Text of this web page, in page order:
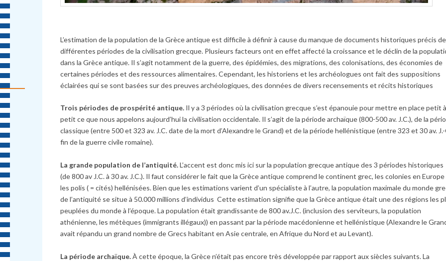
L’estimation de la population de la Grèce antique est difficile à définir à cause du manque de documents historiques précis
différentes périodes de la civilisation grecque. Plusieurs facteurs ont en effet affecté la croissance et le déclin de la
dans la Grèce antique. Il s’agit notamment de la guerre, des épidémies, des migrations, des colonisations, des économies de
certaines périodes et des ressources alimentaires. Cependant, les historiens et les archéologues ont fait des suppositions
éclairées qui se sont basées sur des preuves archéologiques, des données de divers recensements et récits historiques
Trois périodes de prospérité antique. Il y a 3 périodes où la civilisation grecque s’est épanouie pour mettre en place petit
petit ce que nous appelons aujourd’hui la civilisation occidentale. Il s’agit de la période archaïque (800-500 av. J.C.), de la
classique (entre 500 et 323 av. J.C. date de la mort d’Alexandre le Grand) et de la période hellénistique (entre 323 et 30 av. J.-
fin de la guerre civile romaine).
La grande population de l’antiquité.L’accent est donc mis ici sur la population grecque antique des 3 périodes historiques
(de 800 av J.C. à 30 av. J.C.). Il faut considérer le fait que la Grèce antique comprend le continent grec, les colonies en
les polis ( = cités) hellénisées. Bien que les estimations varient d’un spécialiste à l’autre, la population maximale du monde
de l’antiquité se situe à 50.000 millions d’individus Cette estimation signifie que la Grèce antique était une des régions les
peuplées du monde à l’époque. La population était grandissante de 800 av.J.C. (inclusion des serviteurs, la population
athénienne, les métèques (immigrants illégaux)) en passant par la période macédonienne et hellénistique (Alexandre le
avait répandu un grand nombre de Grecs habitant en Asie centrale, en Afrique du Nord et au Levant).
La période archaïque.À cette époque, la Grèce n’était pas encore très développée par rapport aux siècles suivants. La